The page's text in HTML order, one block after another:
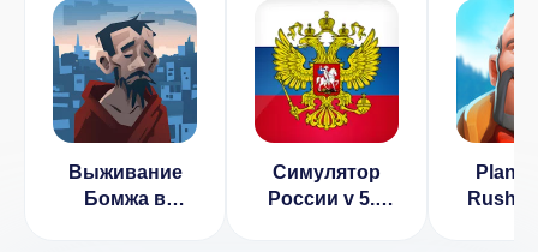
Выживание
Бомжа в
Симулятор
России v 5.4
Rush v